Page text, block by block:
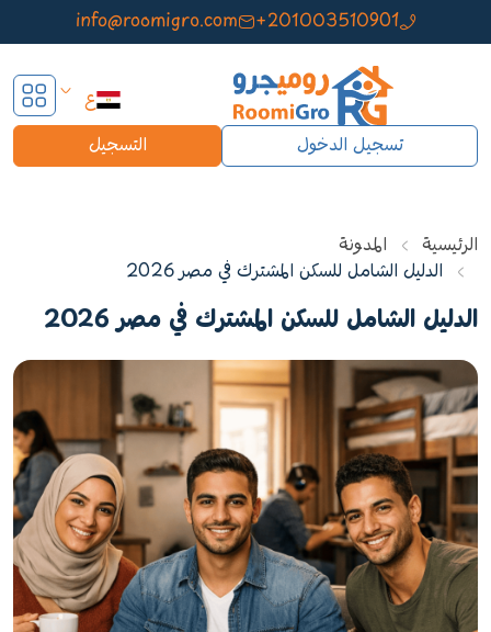
+201003510901
info@roomigro.com
ع
تسجيل الدخول
التسجيل
الرئيسية
المدونة
الدليل الشامل للسكن المشترك في مصر 2026
الدليل الشامل للسكن المشترك في مصر 2026